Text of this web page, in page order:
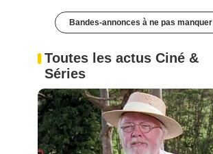
Bandes-annonces à ne pas manquer
Toutes les actus Ciné &
Séries